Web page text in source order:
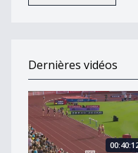
Dernières vidéos
L&#039;athlétisme à